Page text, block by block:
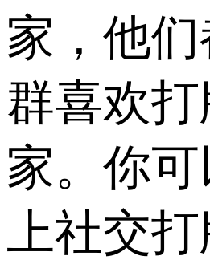
家，他
群喜欢
家。你可
上社交